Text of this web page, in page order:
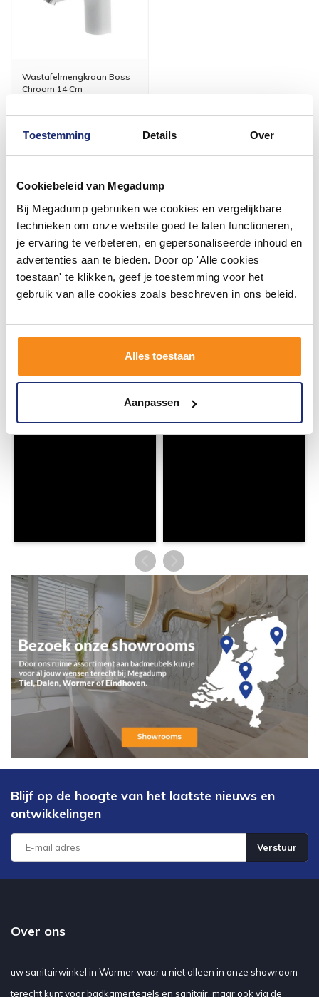
Toestemming Details Over
Cookiebeleid van Megadump
Bij Megadump gebruiken we cookies en vergelijkbare
technieken om onze website goed te laten functioneren,
je ervaring te verbeteren, en gepersonaliseerde inhoud en
advertenties aan te bieden. Door op 'Alle cookies
toestaan' te klikken, geef je toestemming voor het
gebruik van alle cookies zoals beschreven in ons beleid.
Alles toestaan
Aanpassen
Wastafelmengkraan Boss
Chroom 14 Cm
1 tot 3 werkdagen
91,00
#mijndroombadkamer
Wij geloven in de kracht van delen. Deel jouw
inspirerende omgeving vol met unieke
Blijf op de hoogte van het laatste nieuws en
ontwikkelingen
Verstuur
Over ons
uw sanitairwinkel in Wormer waar u niet alleen in onze showroom
terecht kunt voor badkamertegels en sanitair, maar ook via de